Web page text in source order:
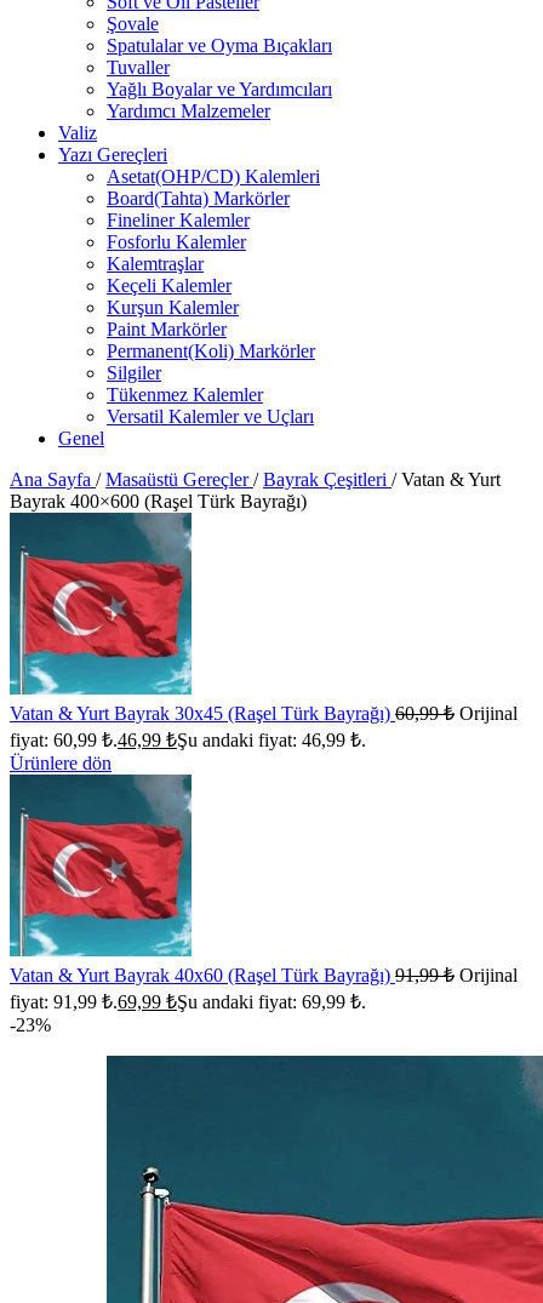
Şovale
Spatulalar ve Oyma Bıçakları
Tuvaller
Yağlı Boyalar ve Yardımcıları
Yardımcı Malzemeler
Valiz
Yazı Gereçleri
Asetat(OHP/CD) Kalemleri
Board(Tahta) Markörler
Fineliner Kalemler
Fosforlu Kalemler
Kalemtraşlar
Keçeli Kalemler
Kurşun Kalemler
Paint Markörler
Permanent(Koli) Markörler
Silgiler
Tükenmez Kalemler
Versatil Kalemler ve Uçları
Genel
Ana Sayfa / Masaüstü Gereçler/ Bayrak Çeşitleri / Vatan & Yurt
Bayrak 400×600 (Raşel Türk Bayrağı)
Vatan & Yurt Bayrak 30x45 (Raşel Türk Bayrağı) 60,99₺ Orijinal
fiyat: 60,99 ₺.46,99 ₺Şu andaki fiyat: 46,99 ₺.
Ürünlere dön
Vatan & Yurt Bayrak 40x60 (Raşel Türk Bayrağı) 91,99₺ Orijinal
fiyat: 91,99 ₺.69,99 ₺Şu andaki fiyat: 69,99 ₺.
-23%